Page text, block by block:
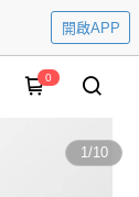
開啟APP
0
1/10